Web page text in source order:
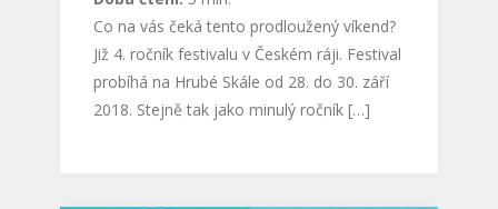
Co na vás čeká tento prodloužený víkend?
Již 4. ročník festivalu v Českém ráji. Festival
probíhá na Hrubé Skále od 28. do 30. září
2018. Stejně tak jako minulý ročník […]